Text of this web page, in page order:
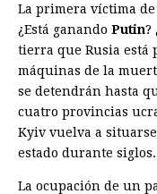
La primera víctima de
¿Está ganando Putin?
tierra que Rusia está
máquinas de la
se detendrán hasta
cuatro provincias
Kyiv vuelva a
estado durante siglos.
La ocupación de un